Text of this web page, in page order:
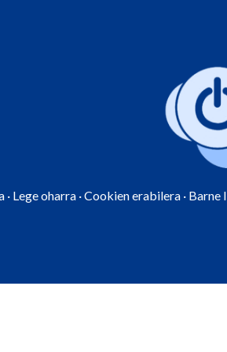
· Lege oharra ·Cookien erabilera · Barne